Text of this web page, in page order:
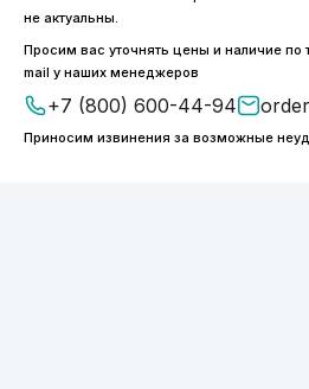
не актуальны.
Просим вас уточнять цены и наличие по
mail у наших менеджеров
+7 (800) 600-44-94
Приносим извинения за возможные
8 (800) 600-44-94
order@sibvols.ru
О компании
Каталог
Доставка и
Контакты